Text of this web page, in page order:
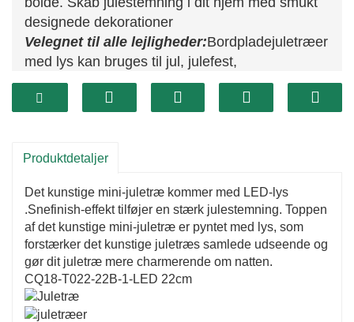
designede dekorationer
Velegnet til alle lejligheder:Bordpladejuletræer
med lys kan bruges til jul, julefest,
bryllupsdekoration, spisestue, stue, kontor, bord,
kaminhylde, vindue eller som en fin gave til
Produktdetaljer
Det kunstige mini-juletræ kommer med LED-lys
.Snefinish-effekt tilføjer en stærk julestemning. Toppen
af ​​det kunstige mini-juletræ er pyntet med lys, som
forstærker det kunstige juletræs samlede udseende og
gør dit juletræ mere charmerende om natten.
CQ18-T022-22B-1-LED 22cm